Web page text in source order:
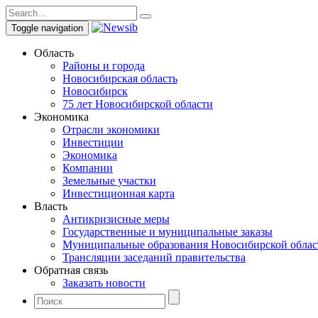
Toggle navigation
Область
Районы и города
Новосибирская область
Новосибирск
75 лет Новосибирской области
Экономика
Отрасли экономики
Инвестиции
Экономика
Компании
Земельные участки
Инвестиционная карта
Власть
Антикризисные меры
Государственные и муниципальные заказы
Муниципальные образования Новосибирской
Трансляции заседаний правительства
Обратная связь
Заказать новости